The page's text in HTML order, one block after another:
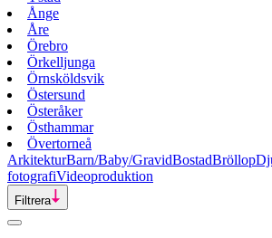
Ånge
Åre
Örebro
Örkelljunga
Örnsköldsvik
Östersund
Österåker
Östhammar
Övertorneå
ArkitekturBarn/Baby/GravidBostadBröllop
fotografiVideoproduktion
Filtrera